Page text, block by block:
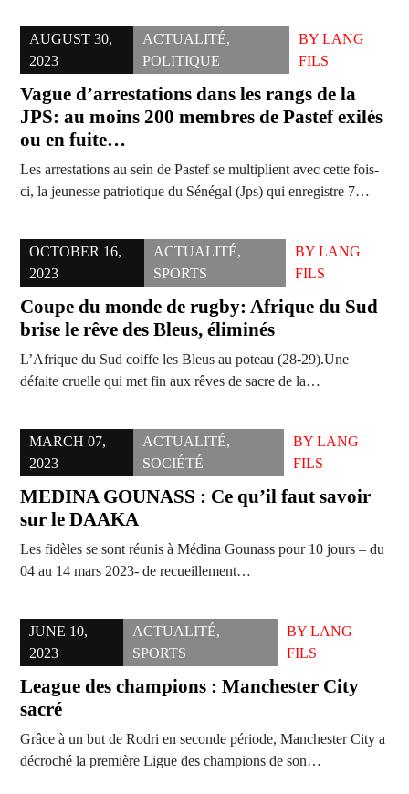
AUGUST 30,
2023
ACTUALITÉ,
POLITIQUE
BY LANG
FILS
Vague d’arrestations dans les rangs de la
JPS: au moins 200 membres de Pastef exilés
ou en fuite…
Les arrestations au sein de Pastef se multiplient avec cette fois-
ci, la jeunesse patriotique du Sénégal (Jps) qui enregistre 7…
OCTOBER 16,
2023
ACTUALITÉ,
SPORTS
BYLANG
FILS
Coupe du monde de rugby: Afrique du Sud
brise le rêve des Bleus, éliminés
L’Afrique du Sud coiffe les Bleus au poteau (28-29).Une
défaite cruelle qui met fin aux rêves de sacre de la…
MARCH 07,
2023
ACTUALITÉ,
SOCIÉTÉ
BYLANG
FILS
MEDINA GOUNASS : Ce qu’il faut savoir
sur le DAAKA
Les fidèles se sont réunis à Médina Gounass pour 10 jours – du
04 au 14 mars 2023- de recueillement…
JUNE 10,
2023
ACTUALITÉ,
SPORTS
BYLANG
FILS
League des champions : Manchester City
sacré
Grâce à un but de Rodri en seconde période, Manchester City a
décroché la première Ligue des champions de son…